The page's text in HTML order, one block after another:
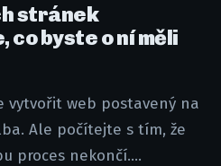
stránek
co byste o ní měli
vytvořit web postavený na
Ale počítejte s tím, že
proces nekončí....